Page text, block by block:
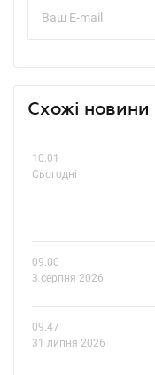
Схожі новини
10.01
Сьогодні
09.00
3 серпня 2026
09.47
31 липня 2026